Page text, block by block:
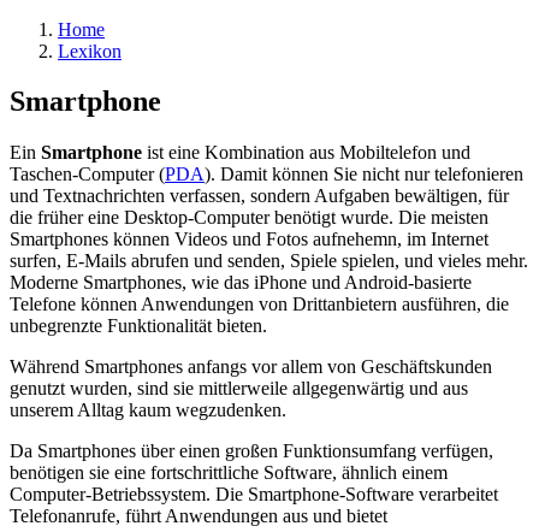
Home
Lexikon
Smartphone
Ein Smartphone ist eine Kombination aus Mobiltelefon und
Taschen-Computer (PDA). Damit können Sie nicht nur telefonieren
und Textnachrichten verfassen, sondern Aufgaben bewältigen, für
die früher eine Desktop-Computer benötigt wurde. Die meisten
Smartphones können Videos und Fotos aufnehemn, im Internet
surfen, E-Mails abrufen und senden, Spiele spielen, und vieles mehr.
Moderne Smartphones, wie das iPhone und Android-basierte
Telefone können Anwendungen von Drittanbietern ausführen, die
unbegrenzte Funktionalität bieten.
Während Smartphones anfangs vor allem von Geschäftskunden
genutzt wurden, sind sie mittlerweile allgegenwärtig und aus
unserem Alltag kaum wegzudenken.
Da Smartphones über einen großen Funktionsumfang verfügen,
benötigen sie eine fortschrittliche Software, ähnlich einem
Computer-Betriebssystem. Die Smartphone-Software verarbeitet
Telefonanrufe, führt Anwendungen aus und bietet